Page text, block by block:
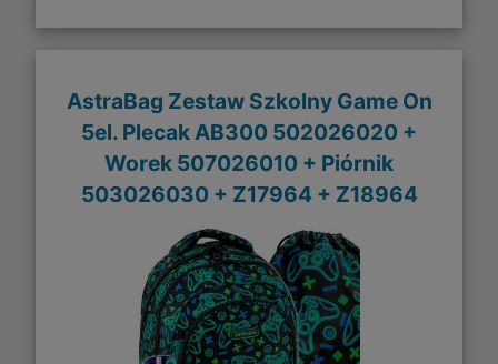
AstraBag Zestaw Szkolny Game On
5el. Plecak AB300 502026020 +
Worek 507026010 + Piórnik
503026030 + Z17964 + Z18964